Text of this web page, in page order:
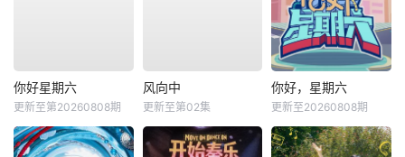
你好星期六
更新至第20260808期
风向中
更新至第02集
你好，星期六
更新至20260808期